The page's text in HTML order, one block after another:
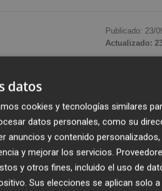
Publicado: 23/
Actualizado:
el refuerzo del estado del
y la apuesta por la
el president,Ximo Puig, en
el Debate, en el que Puig
de la llegada de la
datos
cookies y tecnologías similares
datos personales, como su
anuncios y contenido
y mejorar los servicios.
y otros fines, incluido el uso de
Sus elecciones se aplican solo